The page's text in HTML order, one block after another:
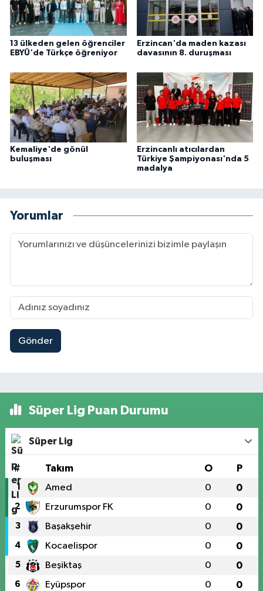
13 ülkeden gelen öğrenciler
EBYÜ'de Türkçe öğreniyor
Erzincan'da maden kazası
davasının 8. duruşması
Kemaliye'de gönül
buluşması
Erzincanlı atıcılardan
Türkiye Şampiyonası'nda 5
madalya
Yorumlar
Gönder
Süper Lig Puan Durumu
Süper Lig
# Takım O P
1 Amed 0 0
2 Erzurumspor FK 0 0
3 Başakşehir 0 0
4 Kocaelispor 0 0
5 Beşiktaş 0 0
6 Eyüpspor 0 0